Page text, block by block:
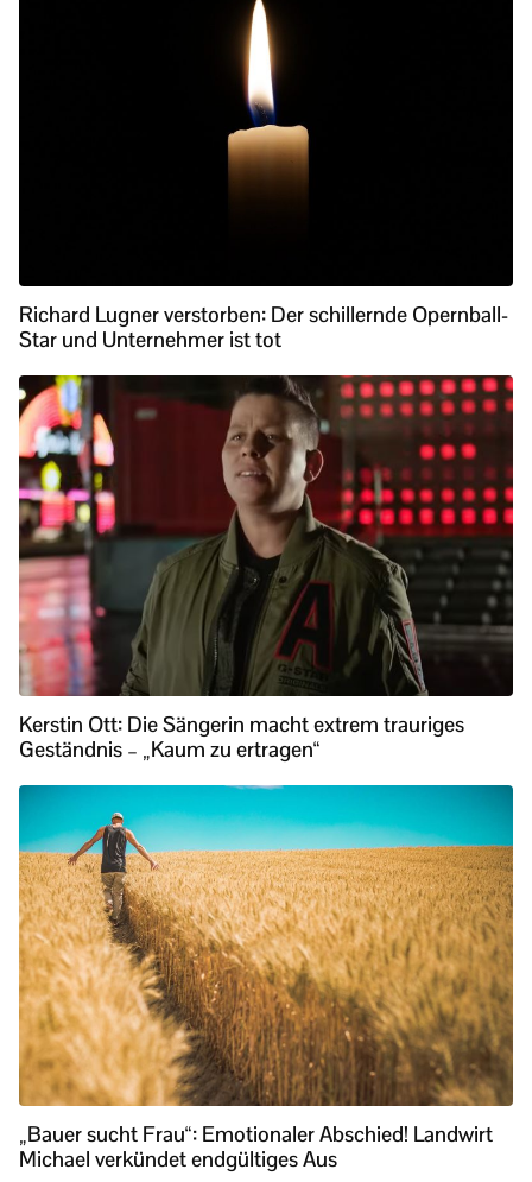
Richard Lugner verstorben: Der schillernde Opernball-
Star und Unternehmer ist tot
Kerstin Ott: Die Sängerin macht extrem trauriges
Geständnis – „Kaum zu ertragen“
„Bauer sucht Frau“: Emotionaler Abschied! Landwirt
Michael verkündet endgültiges Aus